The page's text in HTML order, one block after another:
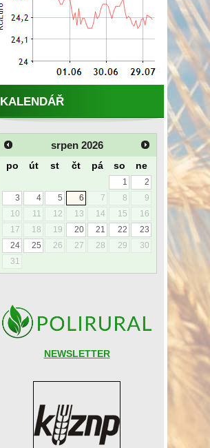
KALENDÁŘ
srpen 2026
po út st čt pá so ne
1
2
3
4 5 6 7 8
9
10
11 12 13 14 15
16
17
18 19 20 21 22
23
24
25 26 27 28 29
30
31
NEWSLETTER